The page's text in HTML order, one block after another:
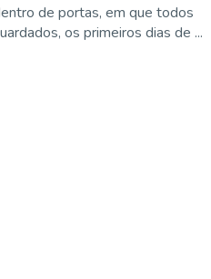
de portas, em que todos
os primeiros dias de ...